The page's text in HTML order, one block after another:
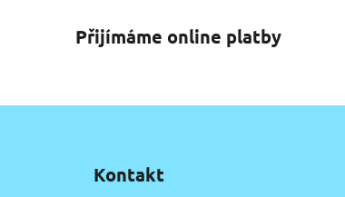
Přijímáme online platby
Kontakt